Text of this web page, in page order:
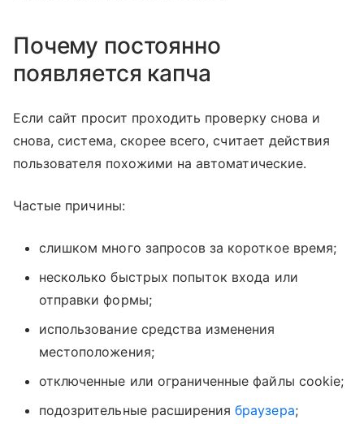
Почему постоянно
появляется капча
Если сайт просит проходить проверку снова и
снова, система, скорее всего, считает действия
пользователя похожими на автоматические.
Частые причины:
слишком много запросов за короткое время;
несколько быстрых попыток входа или
отправки формы;
использование средства изменения
местоположения;
отключенные или ограниченные файлы cookie;
подозрительные расширениябраузера;